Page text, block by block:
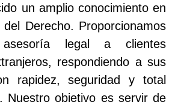
un amplio conocimiento en
Derecho. Proporcionamos
legal a clientes
respondiendo a sus
rapidez, seguridad y total
Nuestro objetivo es servir de